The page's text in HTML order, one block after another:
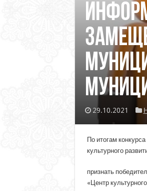
29.10.2021
По итогам
культурного
признать
«Центр